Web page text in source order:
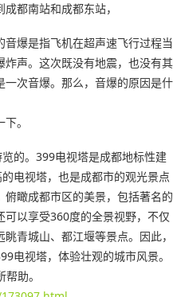
都南站和成都东站，
爆是指飞机在超声速飞行过程当
声。这次既没有地震，也没有其
次音爆。那么，音爆的原因是什
。
的。399电视塔是成都地标性建
电视塔，也是成都市的观光景点
瞰成都市区的美景，包括著名的
以享受360度的全景视野，不仅
青城山、都江堰等景点。因此，
电视塔，体验壮观的城市风景。
助。